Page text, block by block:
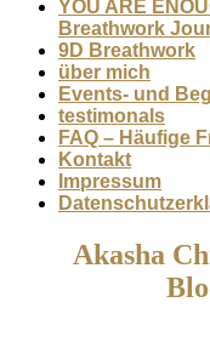
YOU ARE
Breathwork
9D Breathwork
über mich
Events- und
testimonals
FAQ – Häufige
Kontakt
Impressum
Akasha